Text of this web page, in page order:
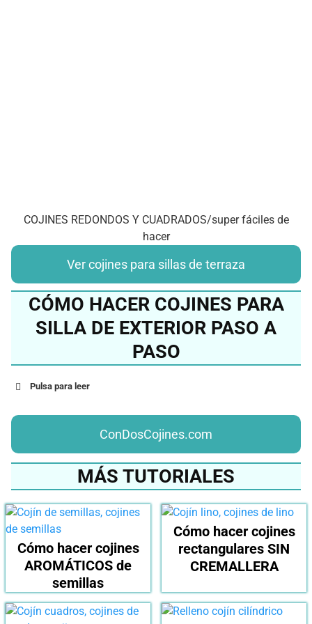
COJINES REDONDOS Y CUADRADOS/super fáciles de
hacer
Ver cojines para sillas de terraza
CÓMO HACER COJINES PARA
SILLA DE EXTERIOR PASO A
PASO
Pulsa para leer
ConDosCojines.com
MÁS TUTORIALES
Cómo hacer cojines
AROMÁTICOS de
semillas
Cómo hacer cojines
rectangulares SIN
CREMALLERA